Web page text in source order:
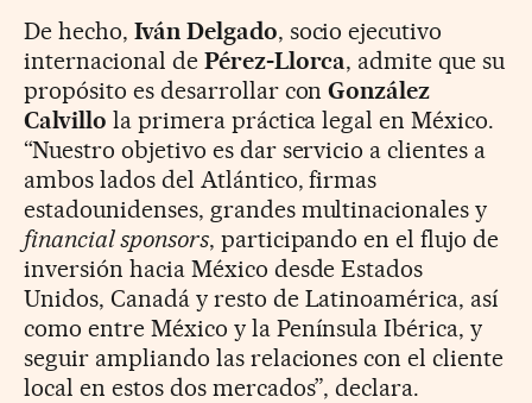
De hecho, Iván Delgado, socio ejecutivo
internacional de Pérez-Llorca, admite que su
propósito es desarrollar conGonzález
Calvillo la primera práctica legal en México.
“Nuestro objetivo es dar servicio a clientes a
ambos lados del Atlántico, firmas
estadounidenses, grandes multinacionales y
financial sponsors, participando en el flujo de
inversión hacia México desde Estados
Unidos, Canadá y resto de Latinoamérica, así
como entre México y la Península Ibérica, y
seguir ampliando las relaciones con el cliente
local en estos dos mercados”, declara.